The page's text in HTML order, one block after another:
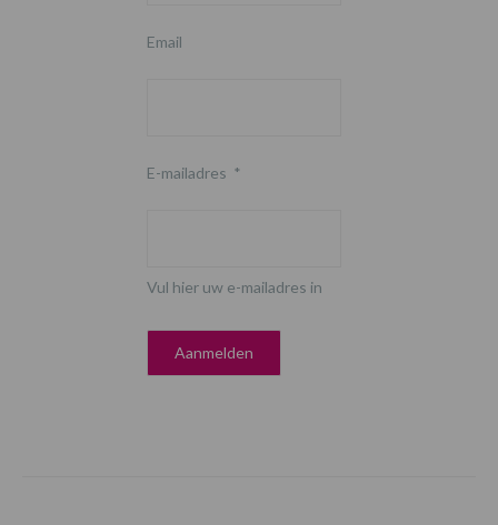
Email
E-mailadres *
Vul hier uw e-mailadres in